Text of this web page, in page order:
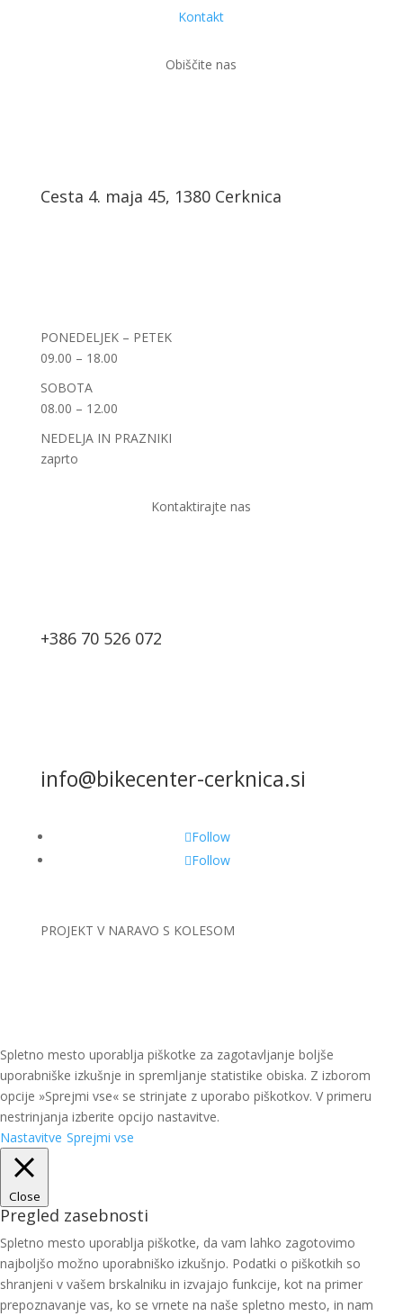
Kontakt
Obiščite nas
Cesta 4. maja 45, 1380 Cerknica
PONEDELJEK – PETEK
09.00 – 18.00
SOBOTA
08.00 – 12.00
NEDELJA IN PRAZNIKI
zaprto
Kontaktirajte nas
+386 70 526 072
info@bikecenter-cerknica.si
Follow
Follow
PROJEKT V NARAVO S KOLESOM
Spletno mesto uporablja piškotke za zagotavljanje boljše
uporabniške izkušnje in spremljanje statistike obiska. Z izborom
opcije »Sprejmi vse« se strinjate z uporabo piškotkov. V primeru
nestrinjanja izberite opcijo nastavitve.
Nastavitve Sprejmi vse
Close
Pregled zasebnosti
Spletno mesto uporablja piškotke, da vam lahko zagotovimo
najboljšo možno uporabniško izkušnjo. Podatki o piškotkih so
shranjeni v vašem brskalniku in izvajajo funkcije, kot na primer
prepoznavanje vas, ko se vrnete na naše spletno mesto, in nam